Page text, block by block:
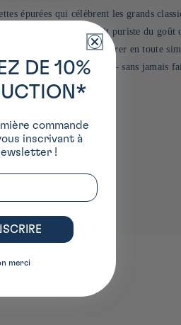
épurées qui célèbrent les grands
les jours. Qu’on soit puriste du goût
et surtout à savourer en toute
fluide, rapide et intuitive – sans jamais
DE 10%
commande
inscrivant à
!
merci